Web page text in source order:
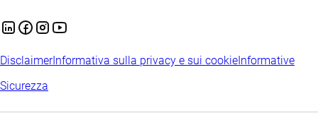
DisclaimerInformativa sulla privacy e sui cookieInformative
Sicurezza